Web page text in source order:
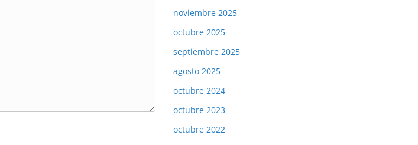
noviembre 2025
octubre 2025
septiembre 2025
agosto 2025
octubre 2024
octubre 2023
octubre 2022